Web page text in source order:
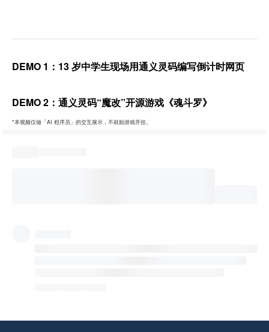
DEMO 1：13 岁中学生现场用通义灵码编写倒计时网页
DEMO 2：通义灵码“魔改”开源游戏《魂斗罗》
*本视频仅做「AI 程序员」的交互展示，不鼓励游戏开挂。